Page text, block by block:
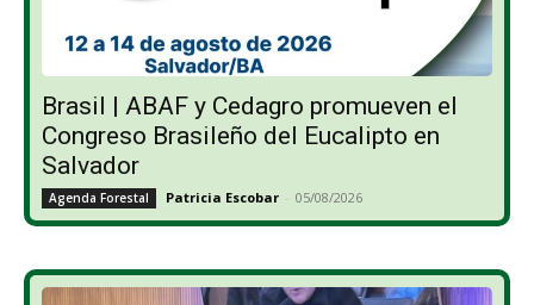
Brasil | ABAF y Cedagro promueven el
Congreso Brasileño del Eucalipto en
Salvador
Agenda Forestal Patricia Escobar - 05/08/2026